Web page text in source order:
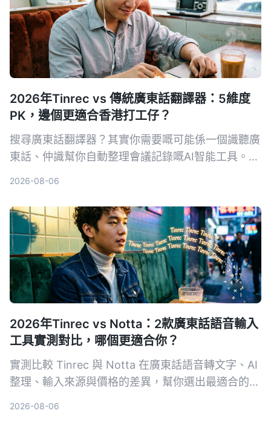
2026年Tinrec vs 傳統廣東話翻譯器：5維度
PK，邊個更適合香港打工仔？
搜尋廣東話翻譯器？其實你需要嘅可能係一個識聽廣
東話、仲識幫你自動整理會議記錄嘅AI智能工具。我
2026-08-06
2026年Tinrec vs Notta：2款廣東話語音輸入
工具實測對比，哪個更適合你？
實測比較 Tinrec 與 Notta 在廣東話語音轉文字、AI
整理、輸入來源與價格的差異，幫你選出最適合的工
2026-08-06